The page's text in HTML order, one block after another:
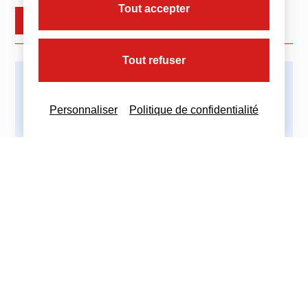
Tout accepter
Tout refuser
Personnaliser Politique de confidentialité